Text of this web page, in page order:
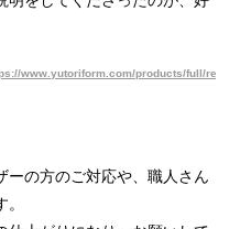
www.yutoriform.com/products/full/
ーの方のご対応や、職人さん